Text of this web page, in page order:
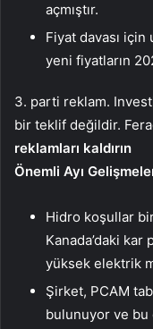
açmıştır.
Fiyat davası
yeni fiyatların
3. parti reklam.
bir teklif değildir.
reklamları kaldırın
Önemli Ayı
Hidro koşullar
Kanada’daki kar
yüksek elektrik
Şirket, PCAM
bulunuyor ve